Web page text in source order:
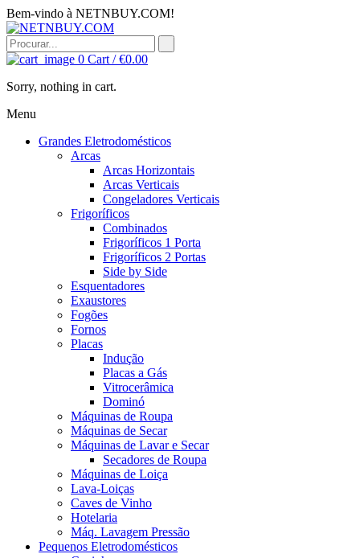
Bem-vindo à NETNBUY.COM!
0 Cart /€0.00
Sorry, nothing in cart.
Menu
Grandes Eletrodomésticos
Arcas
Arcas Horizontais
Arcas Verticais
Congeladores Verticais
Frigoríficos
Combinados
Frigoríficos 1 Porta
Frigoríficos 2 Portas
Side by Side
Esquentadores
Exaustores
Fogões
Fornos
Placas
Indução
Placas a Gás
Vitrocerâmica
Dominó
Máquinas de Roupa
Máquinas de Secar
Máquinas de Lavar e Secar
Secadores de Roupa
Máquinas de Loiça
Lava-Loiças
Caves de Vinho
Hotelaria
Máq. Lavagem Pressão
Pequenos Eletrodomésticos